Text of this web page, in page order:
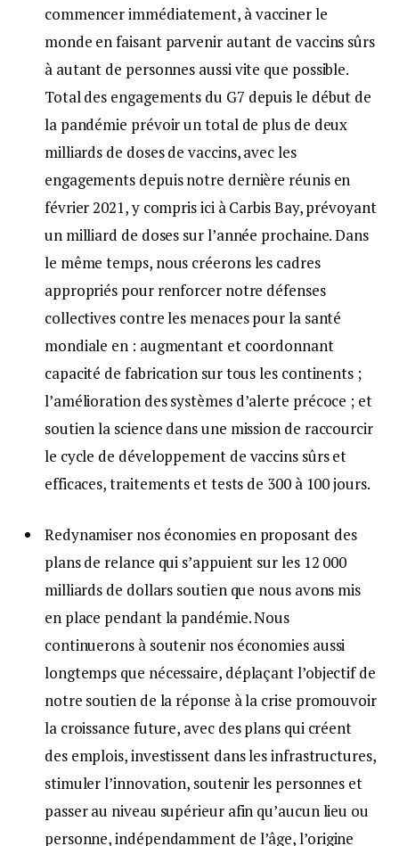
commencer immédiatement, à vacciner le
monde en faisant parvenir autant de vaccins sûrs
à autant de personnes aussi vite que possible.
Total des engagements du G7 depuis le début de
la pandémie prévoir un total de plus de deux
milliards de doses de vaccins, avec les
engagements depuis notre dernière réunis en
février 2021, y compris ici à Carbis Bay, prévoyant
un milliard de doses sur l’année prochaine. Dans
le même temps, nous créerons les cadres
appropriés pour renforcer notre défenses
collectives contre les menaces pour la santé
mondiale en : augmentant et coordonnant
capacité de fabrication sur tous les continents ;
l’amélioration des systèmes d’alerte précoce ; et
soutien la science dans une mission de raccourcir
le cycle de développement de vaccins sûrs et
efficaces, traitements et tests de 300 à 100 jours.
Redynamiser nos économies en proposant des
plans de relance qui s’appuient sur les 12 000
milliards de dollars soutien que nous avons mis
en place pendant la pandémie. Nous
continuerons à soutenir nos économies aussi
longtemps que nécessaire, déplaçant l’objectif de
notre soutien de la réponse à la crise promouvoir
la croissance future, avec des plans qui créent
des emplois, investissent dans les infrastructures,
stimuler l’innovation, soutenir les personnes et
passer au niveau supérieur afin qu’aucun lieu ou
personne, indépendamment de l’âge, l’origine